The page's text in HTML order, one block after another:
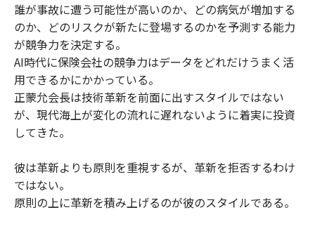
誰が事故に遭う可能性が高いのか、どの病気が増加する
のか、どのリスクが新たに登場するのかを予測する能力
が競争力を決定する。
AI時代に保険会社の競争力はデータをどれだけうまく活
用できるかにかかっている。
正蒙允会長は技術革新を前面に出すスタイルではない
が、現代海上が変化の流れに遅れないように着実に投資
してきた。
彼は革新よりも原則を重視するが、革新を拒否するわけ
ではない。
原則の上に革新を積み上げるのが彼のスタイルである。